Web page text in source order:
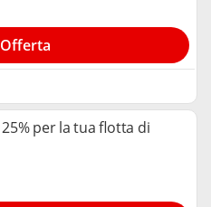
per la tua flotta di